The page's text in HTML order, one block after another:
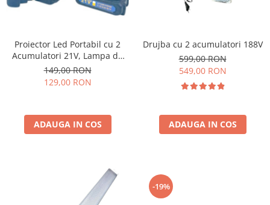
Proiector Led Portabil cu 2
Acumulatori 21V, Lampa de
Lucru cu Incarcator, Ultra-
Puternic
149,00 RON
129,00 RON
ADAUGA IN COS
Drujba cu 2 acumulatori 188V
599,00 RON
549,00 RON
ADAUGA IN COS
-19%